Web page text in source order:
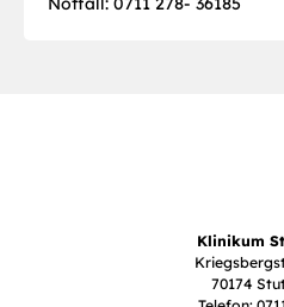
Klinikum
70174